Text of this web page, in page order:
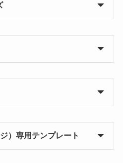
）専用テンプレート